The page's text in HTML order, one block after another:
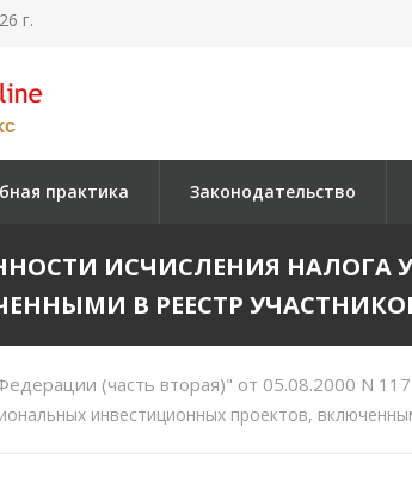
г.
практика Законодательство
ИСЧИСЛЕНИЯ
В РЕЕСТР
(часть вторая)" от 05.08.2000 N
инвестиционных проектов,